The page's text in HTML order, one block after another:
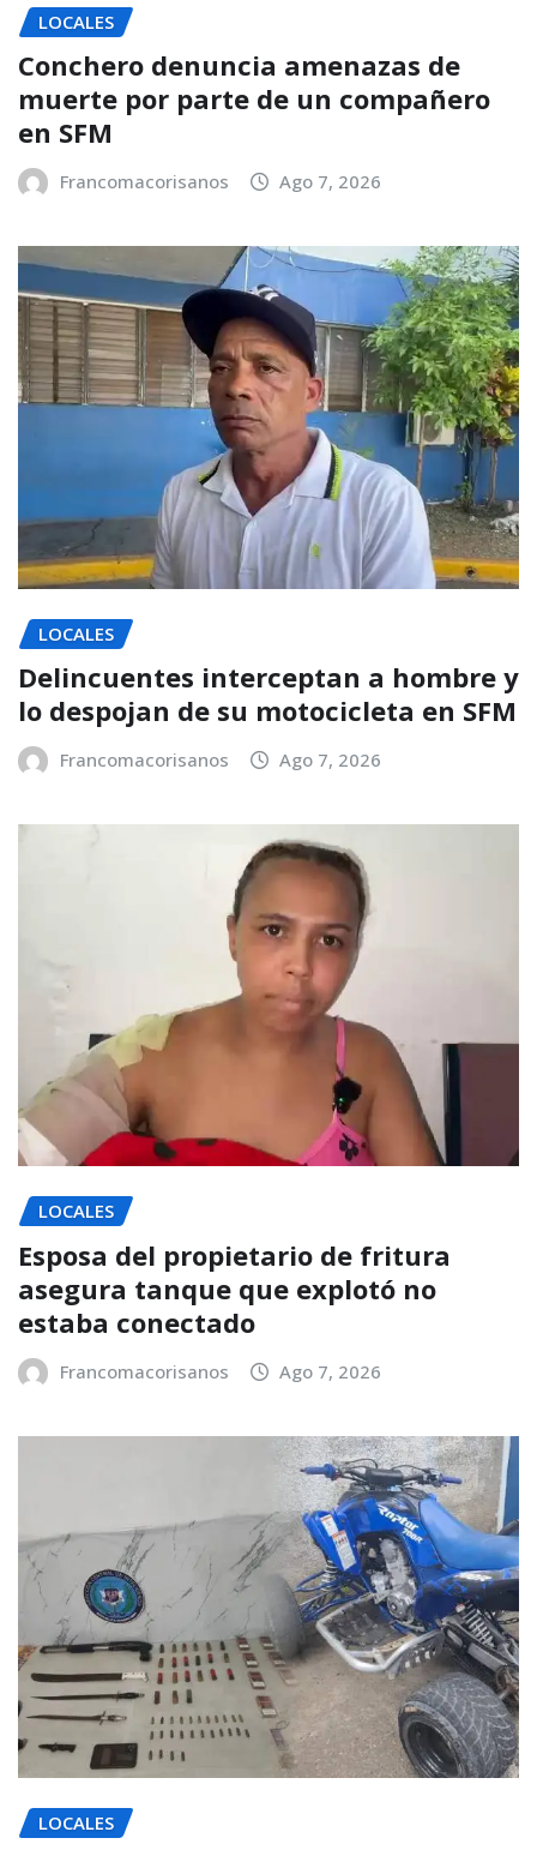
LOCALES
Conchero denuncia amenazas de
muerte por parte de un compañero
en SFM
Francomacorisanos Ago 7, 2026
LOCALES
Delincuentes interceptan a hombre y
lo despojan de su motocicleta en SFM
Francomacorisanos Ago 7, 2026
LOCALES
Esposa del propietario de fritura
asegura tanque que explotó no
estaba conectado
Francomacorisanos Ago 7, 2026
LOCALES